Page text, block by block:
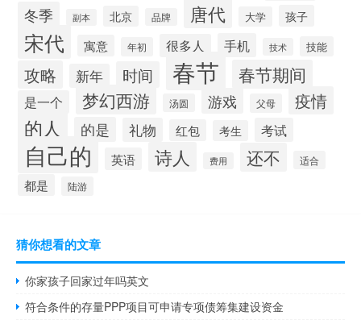
冬季 副本 北京 品牌 唐代 大学 孩子
宋代 寓意 年初 很多人 手机 技术 技能
攻略 新年 时间 春节 春节期间
是一个 梦幻西游 汤圆 游戏 父母 疫情
的人 的是 礼物 红包 考生 考试
自己的 英语 诗人 费用 还不 适合
都是 陆游
猜你想看的文章
你家孩子回家过年吗英文
符合条件的存量PPP项目可申请专项债筹集建设资金